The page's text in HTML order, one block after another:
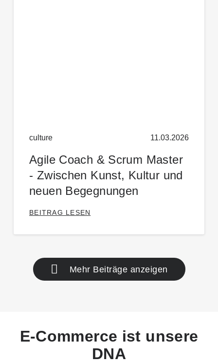
culture 11.03.2026
Agile Coach & Scrum Master
- Zwischen Kunst, Kultur und
neuen Begegnungen
BEITRAG LESEN
Mehr Beiträge anzeigen
E-Commerce ist unsere
DNA